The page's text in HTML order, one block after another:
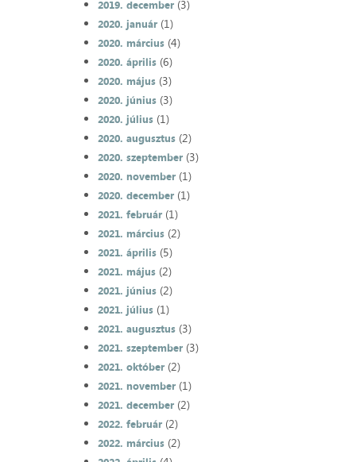
2019. december(3)
2020. január(1)
2020. március(4)
2020. április(6)
2020. május(3)
2020. június(3)
2020. július(1)
2020. augusztus(2)
2020. szeptember(3)
2020. november(1)
2020. december(1)
2021. február(1)
2021. március(2)
2021. április(5)
2021. május(2)
2021. június(2)
2021. július(1)
2021. augusztus(3)
2021. szeptember(3)
2021. október(2)
2021. november(1)
2021. december(2)
2022. február(2)
2022. március(2)